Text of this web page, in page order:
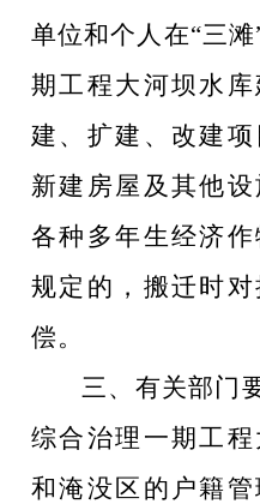
单位和个人在“三滩
期工程大河坝水
建、扩建、改建
新建房屋及其他
各种多年生经济
规定的，搬迁时
偿。
三、有关部门
综合治理一期工
和淹没区的户籍